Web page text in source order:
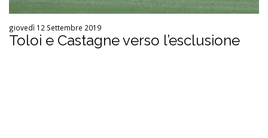
giovedì 12 Settembre 2019
Toloi e Castagne verso l’esclusione